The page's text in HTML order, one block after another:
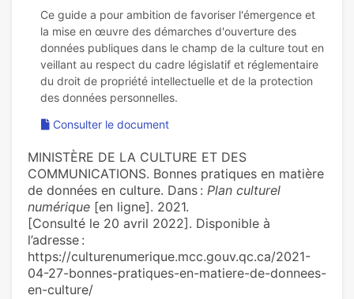
Ce guide a pour ambition de favoriser l'émergence et
la mise en œuvre des démarches d'ouverture des
données publiques dans le champ de la culture tout en
veillant au respect du cadre législatif et réglementaire
du droit de propriété intellectuelle et de la protection
Consulter le document
MINISTÈRE DE LA CULTURE ET DES
COMMUNICATIONS. Bonnes pratiques en matière
de données en culture. Dans : Plan culturel
numérique [en ligne]. 2021.
[Consulté le 20 avril 2022]. Disponible à
l’adresse :
https://culturenumerique.mcc.gouv.qc.ca/2021-
04-27-bonnes-pratiques-en-matiere-de-donnees-
en-culture/